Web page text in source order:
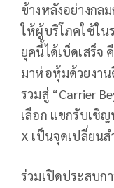
ข้างหลังอย่างกล
ให้ผู้บริโภคใช้ใน
ยุคนี้ได้เบ็ดเสร็จ
มาห่อหุ้มด้วยงา
รวมสู่ “Carrier
เลือก แขกรับเชิ
X เป็นจุดเปลี่ยน
ร่วมเปิดประสบก